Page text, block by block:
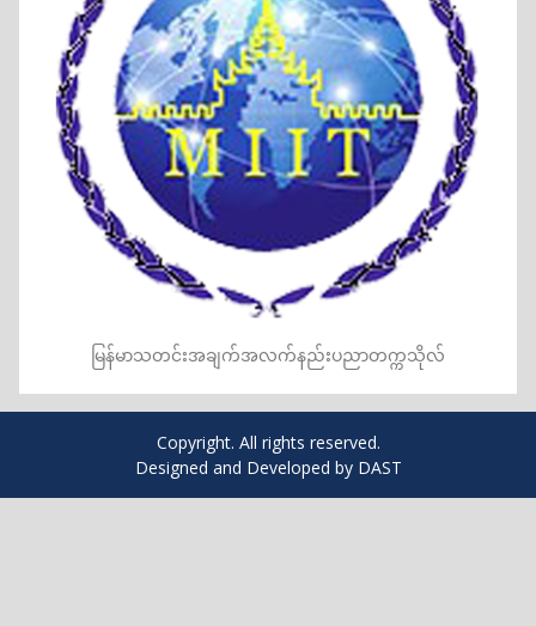
မြန်မာသတင်းအချက်အလက်နည်းပညာတက္ကသိုလ်
Copyright. All rights reserved.
Designed and Developed by DAST